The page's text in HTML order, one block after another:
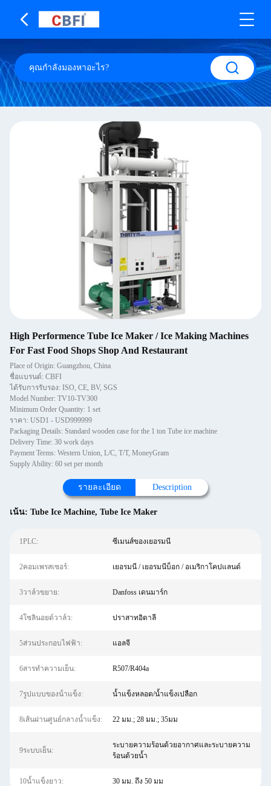
High Performence Tube Ice Maker / Ice Making Machines
For Fast Food Shops Shop And Restaurant
Place of Origin: Guangzhou, China
ชื่อแบรนด์: CBFI
ได้รับการรับรอง: ISO, CE, BV, SGS
Model Number: TV10-TV300
Minimum Order Quantity: 1 set
ราคา: USD1 - USD999999
Packaging Details: Standard wooden case for the 1 ton Tube ice machine
Delivery Time: 30 work days
Payment Terms: Western Union, L/C, T/T, MoneyGram
Supply Ability: 60 set per month
รายละเอียด Description
เน้น: Tube Ice Machine, Tube Ice Maker
1PLC: ซีเมนส์ของเยอรมนี
2คอมเพรสเซอร์: เยอรมนี / เยอรมนีบ็อก / อเมริกาโคปแลนด์
3วาล์วขยาย: Danfoss เดนมาร์ก
4โซลินอยด์วาล์ว: ปราสาทอิตาลี
5ส่วนประกอบไฟฟ้า: แอลจี
6สารทำความเย็น: R507/R404a
7รูปแบบของน้ําแข็ง: น้ำแข็งหลอด/น้ำแข็งเปลือก
8เส้นผ่านศูนย์กลางน้ำแข็ง: 22 มม.; 28 มม.; 35มม
9ระบบเย็น:
ระบายความร้อนด้วยอากาศและระบายความ
ร้อนด้วยน้ำ
10น้ำแข็งยาว: 30 มม. ถึง 50 มม